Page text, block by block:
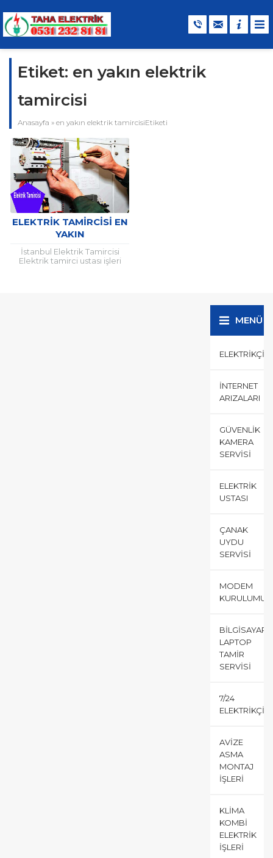
Etiket: en yakın elektrik
tamircisi
Anasayfa » en yakın elektrik tamircisiEtiketi
ELEKTRIK TAMIRCISI EN
YAKIN
İstanbul Elektrik Tamircisi
Elektrik tamirci ustası işleri
MENÜ
ELEKTRIKÇI
İNTERNET
ARIZALARI
GÜVENLIK
KAMERA
SERVISI
ELEKTRIK
USTASI
ÇANAK
UYDU
SERVISI
MODEM
KURULUMU
BILGISAYAR
LAPTOP
TAMIR
SERVISI
7/24
ELEKTRIKÇI
AVIZE
ASMA
MONTAJ
İŞLERI
KLIMA
KOMBI
ELEKTRIK
İŞLERI